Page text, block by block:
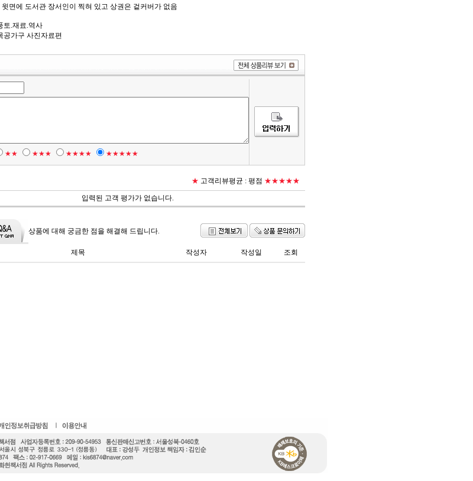
윗면에 도서관 장서인이 찍혀 있고 상권은 겉커버가 없음
토.재료.역사
공가구 사진자료편
★★ ★★★ ★★★★ ★★★★★
★ 고객리뷰평균 : 평점 ★★★★★
입력된 고객 평가가 없습니다.
상품에 대해 궁금한 점을 해결해 드립니다.
제목 작성자 작성일 조회